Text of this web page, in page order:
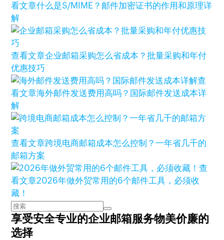
看文章什么是S/MIME？邮件加密证书的作用和原理详
解
查看文章企业邮箱采购怎么省成本？批量采购和年付
优惠技巧
查
看文章海外邮件发送费用高吗？国际邮件发送成本详
解
查看文章跨境电商邮箱成本怎么控制？一年省几千的
邮箱方案
查
看文章2026年做外贸常用的6个邮件工具，必须收
藏！
享受安全专业的企业邮箱服务物美价廉的
选择